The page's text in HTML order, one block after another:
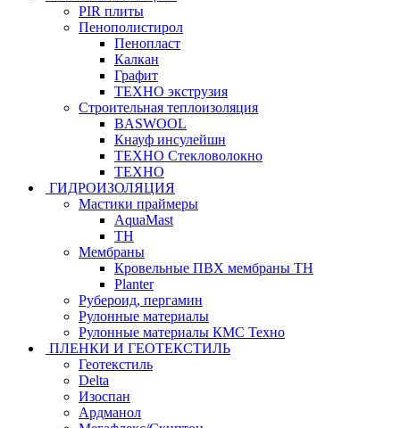
PIR плиты
Пенополистирол
Пенопласт
Калкан
Графит
ТЕХНО экструзия
Строительная теплоизоляция
BASWOOL
Кнауф инсулейшн
ТЕХНО Стекловолокно
ТЕХНО
ГИДРОИЗОЛЯЦИЯ
Мастики праймеры
AquaMast
ТН
Мембраны
Кровельные ПВХ мембраны ТН
Planter
Рубероид, пергамин
Рулонные материалы
Рулонные материалы КМС Техно
ПЛЕНКИ И ГЕОТЕКСТИЛЬ
Геотекстиль
Delta
Изоспан
Ардманол